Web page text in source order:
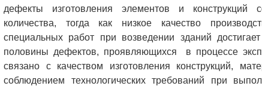
дефекты изготовления элементов и конструкций
количества, тогда как низкое качество
специальных работ при возведении зданий
половины дефектов, проявляющихся в процессе
связано с качеством изготовления конструкций,
соблюдением технологических требований при